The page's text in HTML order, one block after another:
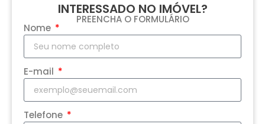
INTERESSADO NO IMÓVEL?
PREENCHA O FORMULÁRIO
Nome
E-mail
Telefone